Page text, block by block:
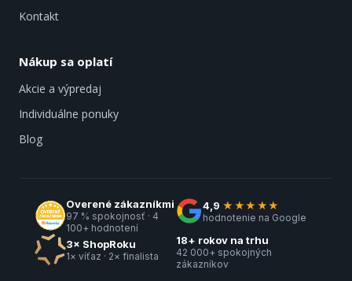
Kontakt
Nákup sa oplatí
Akcie a výpredaj
Individuálne ponuky
Blog
Overené zákazníkmi
97 % spokojnosť · 4
100+ hodnotení
4,9 ★★★★★
hodnotenie na Google
3× ShopRoku
1× víťaz · 2× finalista
18+ rokov na trhu
42 000+ spokojných
zákazníkov